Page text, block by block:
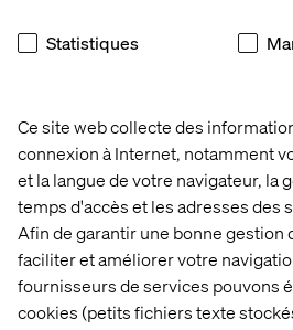
Ce site web collecte des
connexion à Internet, notamment
et la langue de votre navigateur, la
temps d'accès et les adresses des
Afin de garantir une bonne gestion
faciliter et améliorer votre
fournisseurs de services pouvons
cookies (petits fichiers texte
Statistiques
etde manière organisée.
membres pour gagner
suite. Quand nos
l'utilité dulibre-service
endeviennent les
Etpeu importe le canal,
restent les mêmes : en